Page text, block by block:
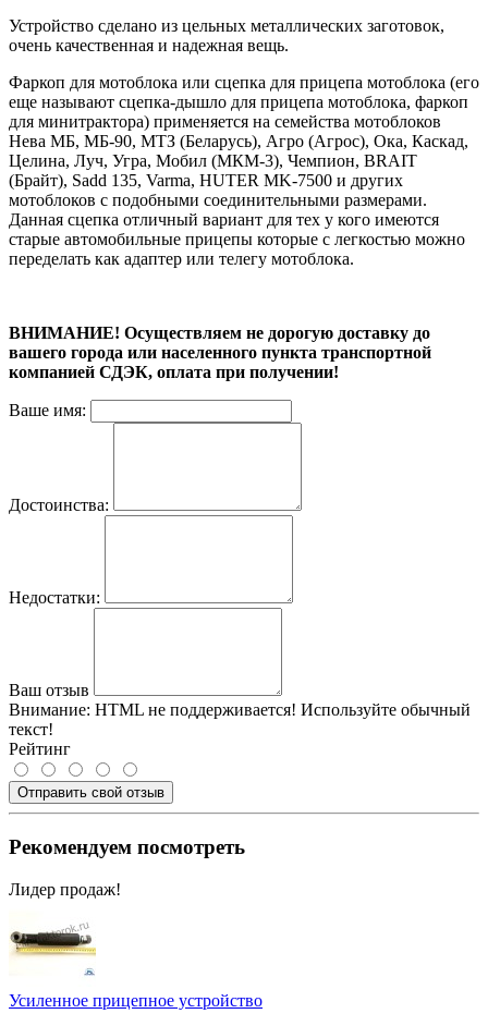
Устройство сделано из цельных металлических заготовок,
очень качественная и надежная вещь.
Фаркоп для мотоблока или сцепка для прицепа мотоблока (его
еще называют сцепка-дышло для прицепа мотоблока, фаркоп
для минитрактора) применяется на семейства мотоблоков
Нева МБ, МБ-90, МТЗ (Беларусь), Агро (Агрос), Ока, Каскад,
Целина, Луч, Угра, Мобил (МКМ-3), Чемпион, BRAIT
(Брайт), Sadd 135, Varma, HUTER MK-7500 и других
мотоблоков с подобными соединительными размерами.
Данная сцепка отличный вариант для тех у кого имеются
старые автомобильные прицепы которые с легкостью можно
переделать как адаптер или телегу мотоблока.
ВНИМАНИЕ! Осуществляем не дорогую доставку до
вашего города или населенного пункта транспортной
компанией СДЭК, оплата при получении!
Ваше имя:
Достоинства:
Недостатки:
Ваш отзыв
Внимание: HTML не поддерживается! Используйте обычный
текст!
Рейтинг
Отправить свой отзыв
Рекомендуем посмотреть
Лидер продаж!
Усиленное прицепное устройство